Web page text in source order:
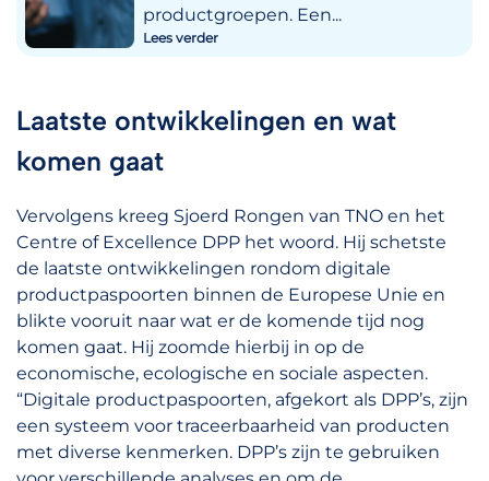
productgroepen. Een...
Lees verder
Laatste ontwikkelingen en wat
komen gaat
Vervolgens kreeg Sjoerd Rongen van TNO en het
Centre of Excellence DPP het woord. Hij schetste
de laatste ontwikkelingen rondom digitale
productpaspoorten binnen de Europese Unie en
blikte vooruit naar wat er de komende tijd nog
komen gaat. Hij zoomde hierbij in op de
economische, ecologische en sociale aspecten.
“Digitale productpaspoorten, afgekort als DPP’s, zijn
een systeem voor traceerbaarheid van producten
met diverse kenmerken. DPP’s zijn te gebruiken